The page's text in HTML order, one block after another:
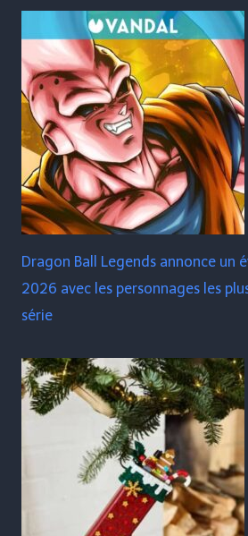
Dragon Ball Legends annonce un
2026 avec les personnages les
série